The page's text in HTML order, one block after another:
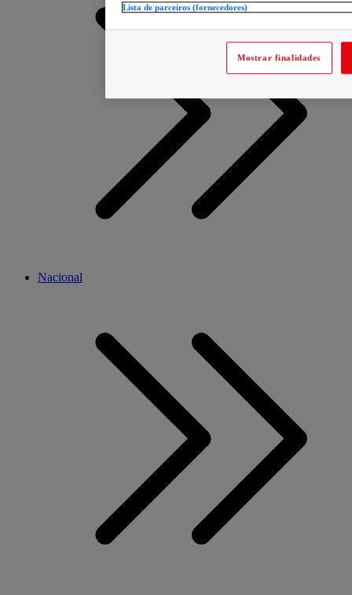
Nacional
Lista de parceiros (fornecedores)
Mostrar finalidades